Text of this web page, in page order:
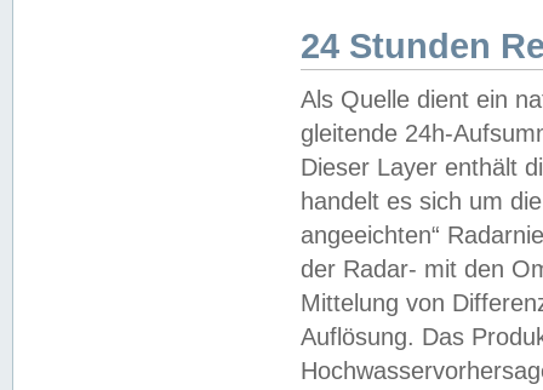
24 Stunden
Als Quelle dient ein
gleitende 24h-
Dieser Layer enthält
handelt es sich um
angeeichten“
der Radar- mit den
Mittelung von
Auflösung. Das